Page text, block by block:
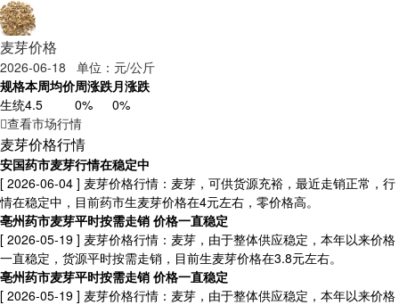
麦芽价格
2026-06-18 单位：元/公斤
规格本周均价周涨跌月涨跌
生统4.5 0%
0%
查看市场行情
麦芽价格行情
安国药市麦芽行情在稳定中
[ 2026-06-04 ] 麦芽价格行情：麦芽，可供货源充裕，最近走销正常，行
情在稳定中，目前药市生麦芽价格在4元左右，零价格高。
亳州药市麦芽平时按需走销 价格一直稳定
[ 2026-05-19 ] 麦芽价格行情：麦芽，由于整体供应稳定，本年以来价格
一直稳定，货源平时按需走销，目前生麦芽价格在3.8元左右。
亳州药市麦芽平时按需走销 价格一直稳定
[ 2026-05-19 ] 麦芽价格行情：麦芽，由于整体供应稳定，本年以来价格